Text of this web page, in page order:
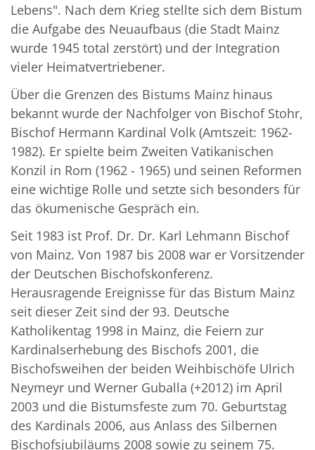
Lebens". Nach dem Krieg stellte sich dem Bistum
die Aufgabe des Neuaufbaus (die Stadt Mainz
wurde 1945 total zerstört) und der Integration
vieler Heimatvertriebener.
Über die Grenzen des Bistums Mainz hinaus
bekannt wurde der Nachfolger von Bischof Stohr,
Bischof Hermann Kardinal Volk (Amtszeit: 1962-
1982). Er spielte beim Zweiten Vatikanischen
Konzil in Rom (1962 - 1965) und seinen Reformen
eine wichtige Rolle und setzte sich besonders für
das ökumenische Gespräch ein.
Seit 1983 ist Prof. Dr. Dr. Karl Lehmann Bischof
von Mainz. Von 1987 bis 2008 war er Vorsitzender
der Deutschen Bischofskonferenz.
Herausragende Ereignisse für das Bistum Mainz
seit dieser Zeit sind der 93. Deutsche
Katholikentag 1998 in Mainz, die Feiern zur
Kardinalserhebung des Bischofs 2001, die
Bischofsweihen der beiden Weihbischöfe Ulrich
Neymeyr und Werner Guballa (+2012) im April
2003 und die Bistumsfeste zum 70. Geburtstag
des Kardinals 2006, aus Anlass des Silbernen
Bischofsjubiläums 2008 sowie zu seinem 75.